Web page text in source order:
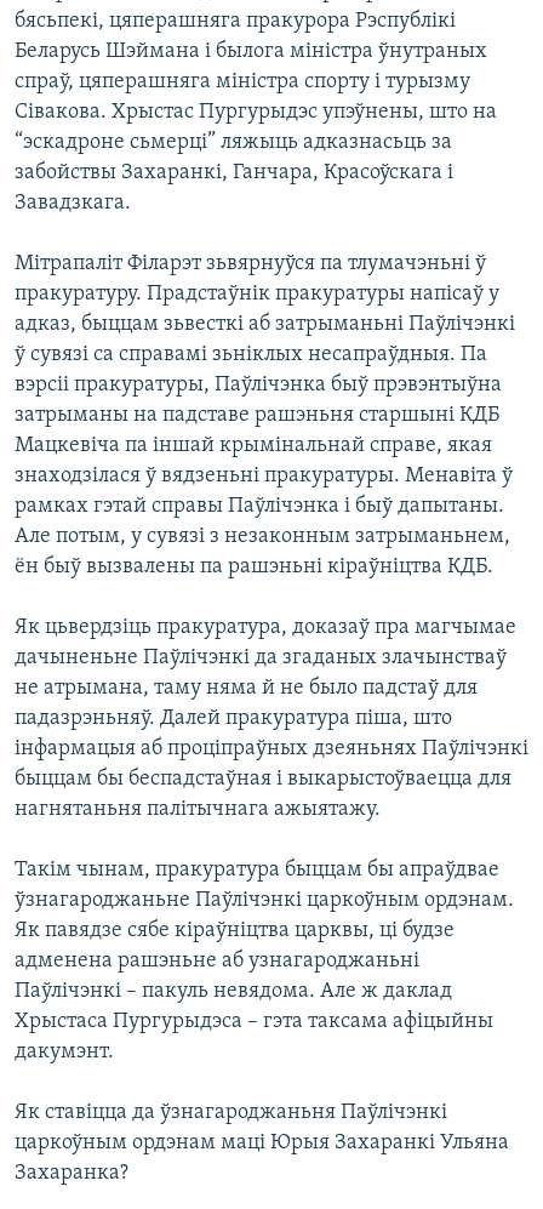
бясьпекі, цяперашняга пракурора Рэспублікі
Беларусь Шэймана і былога міністра ўнутраных
спраў, цяперашняга міністра спорту і турызму
Сівакова. Хрыстас Пургурыдэс упэўнены, што на
“эскадроне сьмерці” ляжыць адказнасьць за
забойствы Захаранкі, Ганчара, Красоўскага і
Завадзкага.
Мітрапаліт Філарэт зьвярнуўся па тлумачэньні ў
пракуратуру. Прадстаўнік пракуратуры напісаў у
адказ, быццам зьвесткі аб затрыманьні Паўлічэнкі
ў сувязі са справамі зьніклых несапраўдныя. Па
вэрсіі пракуратуры, Паўлічэнка быў прэвэнтыўна
затрыманы на падставе рашэньня старшыні КДБ
Мацкевіча па іншай крымінальнай справе, якая
знаходзілася ў вядзеньні пракуратуры. Менавіта ў
рамках гэтай справы Паўлічэнка і быў дапытаны.
Але потым, у сувязі з незаконным затрыманьнем,
ён быў вызвалены па рашэньні кіраўніцтва КДБ.
Як цьвердзіць пракуратура, доказаў пра магчымае
дачыненьне Паўлічэнкі да згаданых злачынстваў
не атрымана, таму няма й не было падстаў для
падазрэньняў. Далей пракуратура піша, што
інфармацыя аб проціпраўных дзеяньнях Паўлічэнкі
быццам бы беспадстаўная і выкарыстоўваецца для
нагнятаньня палітычнага ажыятажу.
Такім чынам, пракуратура быццам бы апраўдвае
ўзнагароджаньне Паўлічэнкі царкоўным ордэнам.
Як павядзе сябе кіраўніцтва царквы, ці будзе
адменена рашэньне аб узнагароджаньні
Паўлічэнкі – пакуль невядома. Але ж даклад
Хрыстаса Пургурыдэса – гэта таксама афіцыйны
дакумэнт.
Як ставіцца да ўзнагароджаньня Паўлічэнкі
царкоўным ордэнам маці Юрыя Захаранкі Ульяна
Захаранка?